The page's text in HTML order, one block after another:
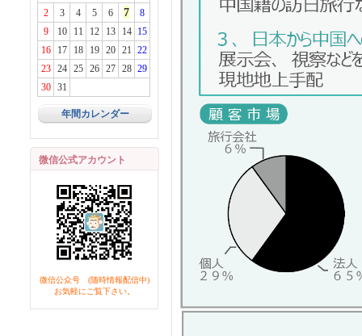
2
3 4 5 6 7
8
9
10 11 12 13 14
15
16
17 18 19 20 21 22
23
24 25 26 27 28 29
30
31
年間カレンダー
微信公式アカウント
微信公众号 (随時情報配信中)
お気軽にご覧下さい。